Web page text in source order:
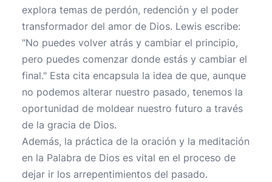
explora temas de perdón, redención y el poder
transformador del amor de Dios. Lewis escribe:
"No puedes volver atrás y cambiar el principio,
pero puedes comenzar donde estás y cambiar el
final." Esta cita encapsula la idea de que, aunque
no podemos alterar nuestro pasado, tenemos la
oportunidad de moldear nuestro futuro a través
de la gracia de Dios.
Además, la práctica de la oración y la meditación
en la Palabra de Dios es vital en el proceso de
dejar ir los arrepentimientos del pasado.